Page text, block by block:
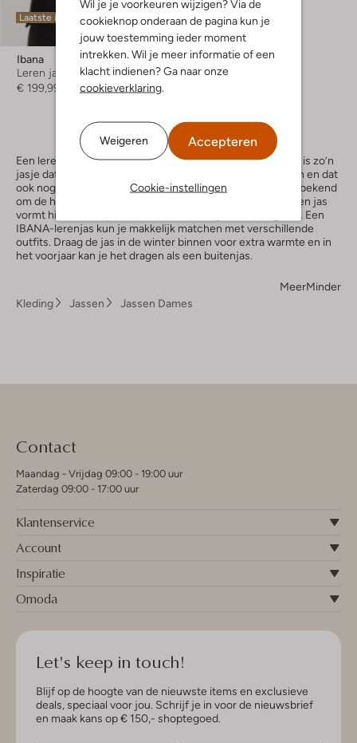
Wil je je voorkeuren wijzigen? Via de
cookieknop onderaan de pagina kun je
jouw toestemming ieder moment
intrekken. Wil je meer informatie of een
klacht indienen? Ga naar onze
cookieverklaring
Weigeren Accepteren
Cookie-instellingen
Laatste item
Ibana
Leren jas
€ 199,99
Een leren jas is een musthave voor in elke garderobe. Het is zo’n
jasje dat je bij verschillende outfits makkelijk kan matchen en dat
ook nog eens lekker zit. De leren jassen van IBANA staan bekend
om de hoge kwaliteit en het tijdloze design. De IBANA leren jas
vormt hiermee de perfecte basis voor in jouw kledingkast. Een
IBANA-lerenjas kun je makkelijk matchen met verschillende
outfits. Draag de jas in de winter binnen voor extra warmte en in
het voorjaar kan je het dragen als een buitenjas.
MeerMinder
Kleding
Jassen Jassen Dames
Contact
Maandag - Vrijdag 09:00 - 19:00 uur
Zaterdag 09:00 - 17:00 uur
Klantenservice
Account
Inspiratie
Omoda
Let's keep in touch!
Blijf op de hoogte van de nieuwste items en exclusieve
deals, speciaal voor jou. Schrijf je in voor de nieuwsbrief
en maak kans op € 150,- shoptegoed.